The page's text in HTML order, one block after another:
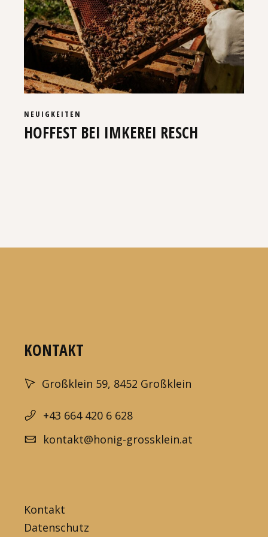
NEUIGKEITEN
HOFFEST BEI IMKEREI RESCH
KONTAKT
Großklein 59, 8452 Großklein
+43 664 420 6 628
kontakt@honig-grossklein.at
Kontakt
Datenschutz